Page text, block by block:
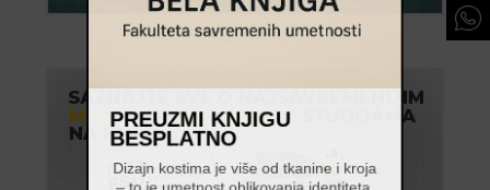
PREUZMI KNJIGU
BESPLATNO
Dizajn kostima je više od tkanine i kroja